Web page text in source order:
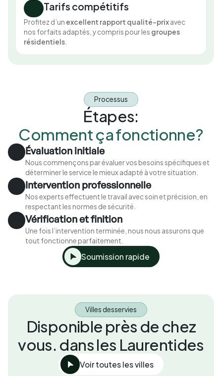
Tarifs compétitifs
Profitez d’un excellent rapport qualité-prixavec
nos forfaits adaptés, y compris pour les groupes
résidentiels
Processus
Étapes:
Comment ça fonctionne?
Évaluation initiale
Nous commençons par évaluer vos besoins spécifiques et
déterminer le service le mieux adapté à votre situation.
Intervention professionnelle
Nos experts effectuent le travail avec soin et précision, en
respectant les normes de sécurité.
Vérification et finition
Une fois l’intervention terminée, nous nous assurons que
tout fonctionne parfaitement.
Soumission rapide
Villes desservies
Disponible près de chez
vous. dans les Laurentides
Voir toutes les villes